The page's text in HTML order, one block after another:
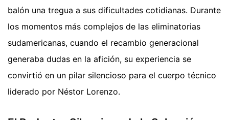
balón una tregua a sus dificultades cotidianas. Durante
los momentos más complejos de las eliminatorias
sudamericanas, cuando el recambio generacional
generaba dudas en la afición, su experiencia se
convirtió en un pilar silencioso para el cuerpo técnico
liderado por Néstor Lorenzo.